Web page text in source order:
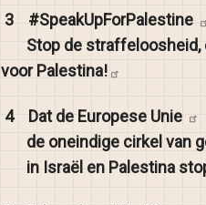
3
#SpeakUpForPalestine
Stop de
voorPalestina!
4 Dat de Europese Unie
de oneindige cirkel van
in Israël en Palestina